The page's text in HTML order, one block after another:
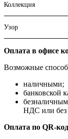
Коллекция
Узор
Оплата в офисе
Возможные
наличными;
банковской
НДС или
Оплата по QR-